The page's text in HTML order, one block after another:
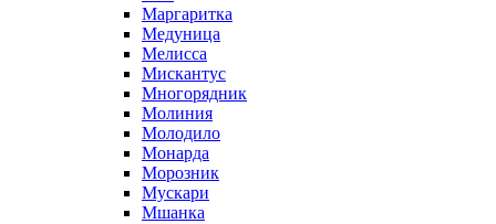
Маргаритка
Медуница
Мелисса
Мискантус
Многорядник
Молиния
Молодило
Монарда
Морозник
Мускари
Мшанка